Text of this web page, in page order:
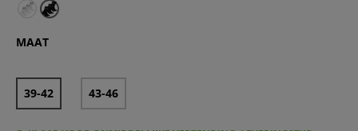
MAAT
39-42 43-46